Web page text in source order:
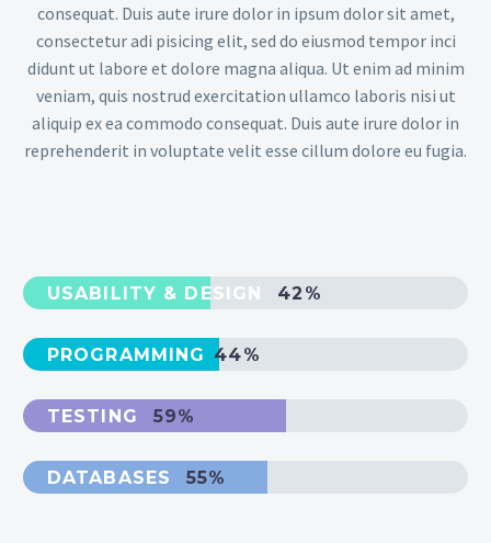
consequat. Duis aute irure dolor in ipsum dolor sit amet,
consectetur adi pisicing elit, sed do eiusmod tempor inci
didunt ut labore et dolore magna aliqua. Ut enim ad minim
veniam, quis nostrud exercitation ullamco laboris nisi ut
aliquip ex ea commodo consequat. Duis aute irure dolor in
reprehenderit in voluptate velit esse cillum dolore eu fugia.
USABILITY & DESIGN 42%
PROGRAMMING 44%
TESTING 59%
DATABASES 55%